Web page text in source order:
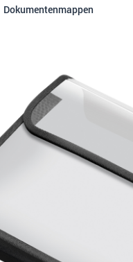
Dokumentenmappen